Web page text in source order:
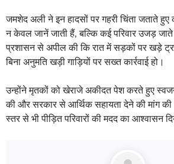
जमशेद अली ने इन हादसों पर गहरी चिंता जताते हुए
न केवल जानें जाती हैं, बल्कि कई परिवार उजड़ जाते
प्रशासन से अपील की कि रात में सड़कों पर खड़े
बिना अनुमति खड़ी गाड़ियों पर सख्त कार्रवाई हो।
उन्होंने मृतकों को खेराजे अकीदत पेश करते हुए
की और सरकार से आर्थिक सहायता देने की मांग
स्तर से भी पीड़ित परिवारों की मदद का आश्वासन